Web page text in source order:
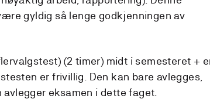
gyldig så lenge godkjenningen av
(2 timer) midt i semesteret +
er frivillig. Den kan bare avlegges,
eksamen i dette faget.